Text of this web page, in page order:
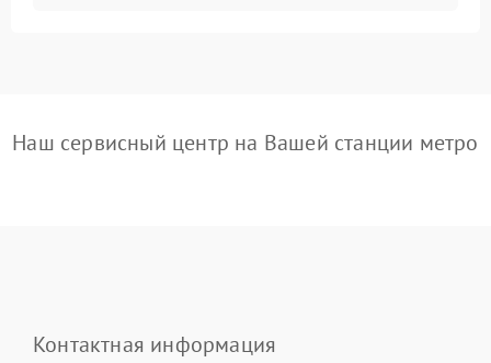
Наш сервисный центр на Вашей станции метро
Контактная информация